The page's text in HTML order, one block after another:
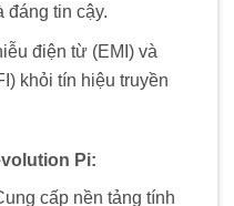
đáng tin cậy.
điện từ (EMI) và
khỏi tín hiệu truyền
Pi:
cấp nền tảng tính